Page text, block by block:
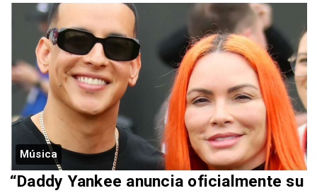
Música
“Daddy Yankee anuncia oficialmente su